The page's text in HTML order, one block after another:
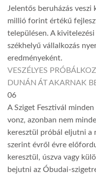
Jelentős beruházás
millió forint értékű
településen. A
székhelyű vállalkozás
eredményeként.
VESZÉLYES
DUNÁN ÁT AKARNAK
06
A Sziget Fesztivál
vonz, azonban nem
keresztül próbál eljutni a
szerint évről évre
keresztül, úszva vagy
bejutni az Óbudai-